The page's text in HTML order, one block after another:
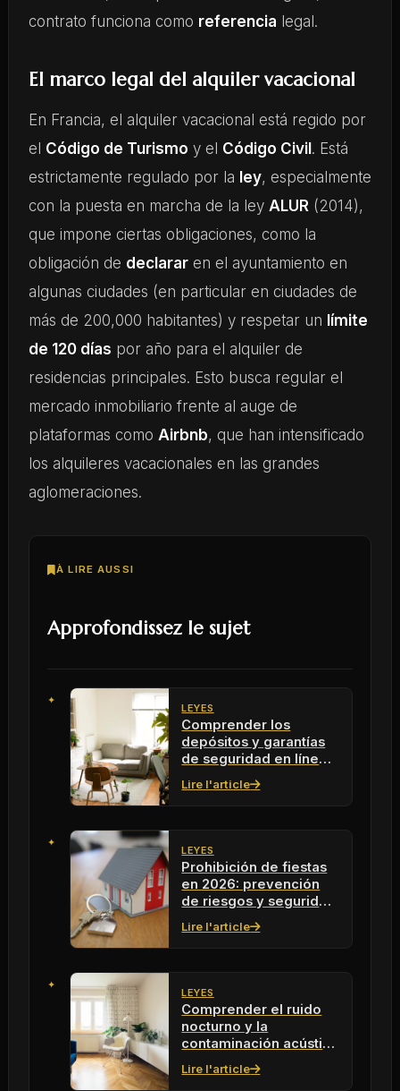
contrato funciona como referencia legal.
El marco legal del alquiler vacacional
En Francia, el alquiler vacacional está regido por
el Código de Turismo y el Código Civil . Está
estrictamente regulado por la ley, especialmente
con la puesta en marcha de la ley ALUR(2014),
que impone ciertas obligaciones, como la
obligación de declararen el ayuntamiento en
algunas ciudades (en particular en ciudades de
más de 200,000 habitantes) y respetar un límite
de 120 días por año para el alquiler de
residencias principales. Esto busca regular el
mercado inmobiliario frente al auge de
plataformas como Airbnb, que han intensificado
los alquileres vacacionales en las grandes
aglomeraciones.
À LIRE AUSSI
Approfondissez le sujet
LEYES
Comprender los
depósitos y garantías
de seguridad en línea
con Swikly en 2026
Lire l'article
LEYES
Prohibición de fiestas
en 2026: prevención
de riesgos y seguridad
en las fiestas
Lire l'article
LEYES
Comprender el ruido
nocturno y la
contaminación acústica
en 2026: ¿qué
soluciones?
Lire l'article